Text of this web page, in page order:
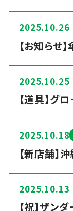
2025.10.26
【お知らせ
2025.10.25
【道具】グ
2025.10.18
【新店舗】
2025.10.13
【祝】ザン